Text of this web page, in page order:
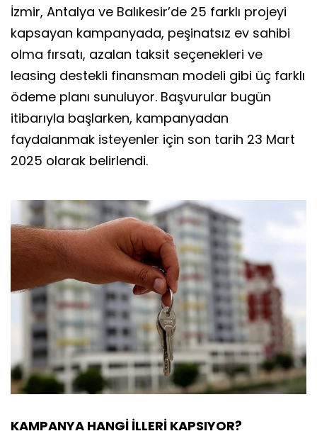
İzmir, Antalya ve Balıkesir’de 25 farklı projeyi
kapsayan kampanyada, peşinatsız ev sahibi
olma fırsatı, azalan taksit seçenekleri ve
leasing destekli finansman modeli gibi üç farklı
ödeme planı sunuluyor. Başvurular bugün
itibarıyla başlarken, kampanyadan
faydalanmak isteyenler için son tarih 23 Mart
2025 olarak belirlendi.
KAMPANYA HANGİ İLLERİ KAPSIYOR?